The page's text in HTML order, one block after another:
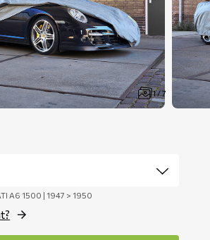
1 / 7
A6 1500 | 1947 > 1950